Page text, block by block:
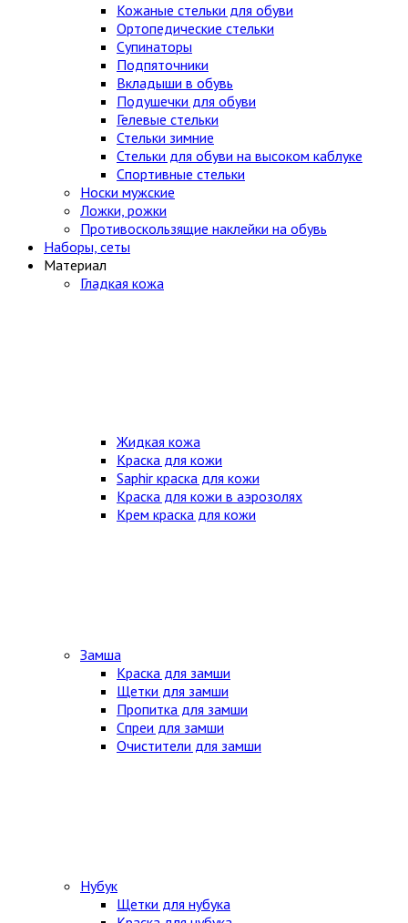
Кожаные стельки для обуви
Ортопедические стельки
Супинаторы
Подпяточники
Вкладыши в обувь
Подушечки для обуви
Гелевые стельки
Стельки зимние
Стельки для обуви на высоком каблуке
Спортивные стельки
Носки мужские
Ложки, рожки
Противоскользящие наклейки на обувь
Наборы, сеты
Материал
Гладкая кожа
Жидкая кожа
Краска для кожи
Saphir краска для кожи
Краска для кожи в аэрозолях
Крем краска для кожи
Замша
Краска для замши
Щетки для замши
Пропитка для замши
Спреи для замши
Очистители для замши
Нубук
Щетки для нубука